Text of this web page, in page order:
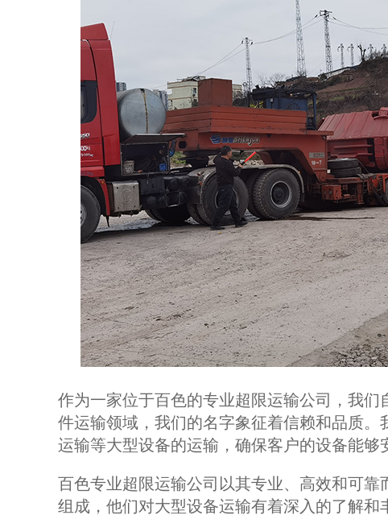
作为一家位于百色的专业超限运输公司，我
件运输领域，我们的名字象征着信赖和品质
运输等大型设备的运输，确保客户的设备能够
百色专业超限运输公司以其专业、高效和可
组成，他们对大型设备运输有着深入的了解